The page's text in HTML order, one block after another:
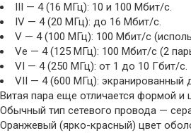
III — 4 (16 МГц): 10 и 100 Мбит/с.
IV — 4 (20 МГц): до 16 Мбит/с.
V — 4 (100 МГц): 100 Мбит/с
Ve — 4 (125 МГц): 100 Мбит/с (2
VI — 4 (250 МГц): от 1 до 10 Гбит/с.
VII — 4 (600 МГц): экранированный
Витая пара еще отличается формой и
Обычный тип сетевого провода —
Оранжевый (ярко-красный) цвет